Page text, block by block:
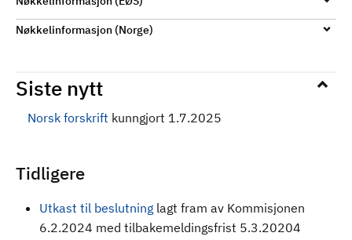
Nøkkelinformasjon (Norge)
Siste nytt
Norsk forskrift kunngjort 1.7.2025
Tidligere
Utkast til beslutning lagt fram av Kommisjonen
6.2.2024 med tilbakemeldingsfrist 5.3.20204